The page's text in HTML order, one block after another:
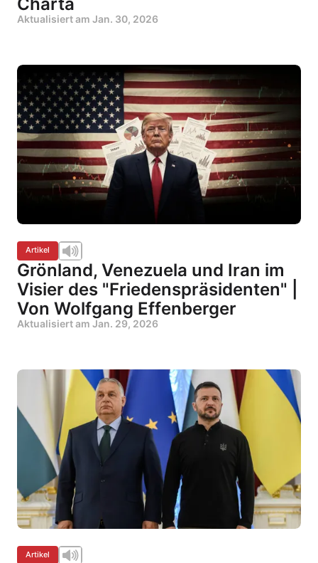
Aktualisiert am Jan. 30, 2026
Artikel
Grönland, Venezuela und Iran im
Visier des "Friedenspräsidenten" |
Von Wolfgang Effenberger
Aktualisiert am Jan. 29, 2026
Artikel